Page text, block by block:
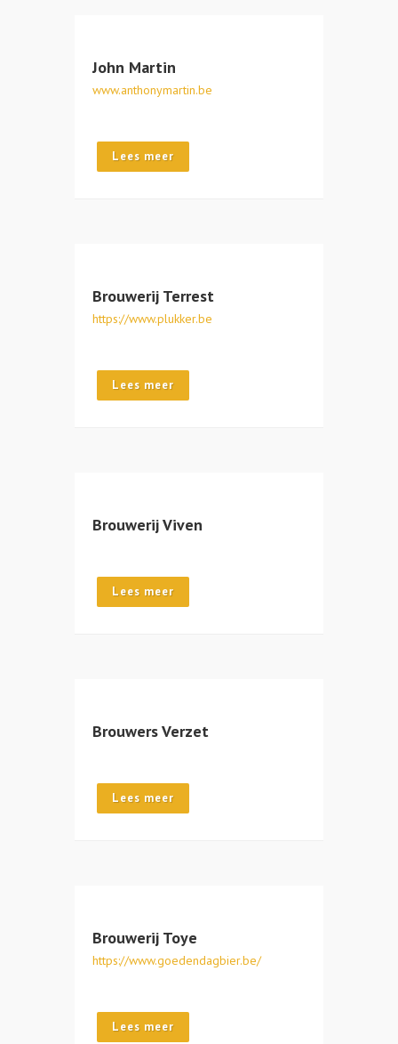
John Martin
www.anthonymartin.be
Lees meer
Brouwerij Terrest
https://www.plukker.be
Lees meer
Brouwerij Viven
Lees meer
Brouwers Verzet
Lees meer
Brouwerij Toye
https://www.goedendagbier.be/
Lees meer